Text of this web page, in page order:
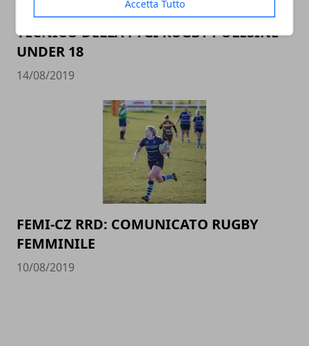
Accetta Tutto
COLLABORERA&rsquo; CON LO STAFF
TECNICO DELLA FTGI RUGBY POLESINE
UNDER 18
14/08/2019
FEMI-CZ RRD: COMUNICATO RUGBY
FEMMINILE
10/08/2019